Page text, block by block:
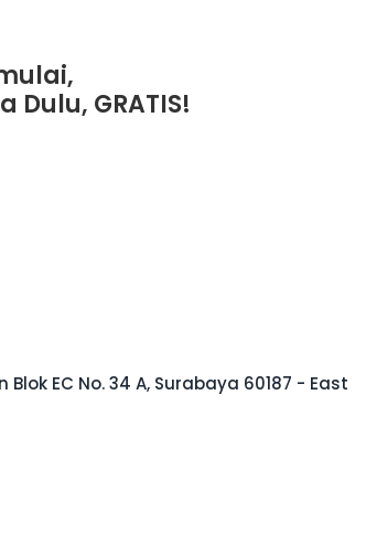
GRATIS!
EC No. 34 A, Surabaya 60187 - East